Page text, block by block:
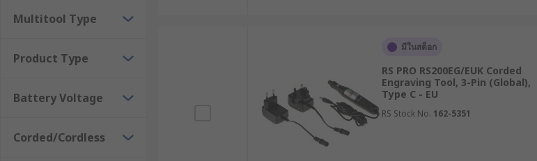
Multitool Type
Product Type
Battery Voltage
Corded/Cordless
มีในสต็อก
RS PRO RS200EG/EUK Corded
Engraving Tool, 3-Pin (Global),
Type C - EU
RS Stock No. 162-5351